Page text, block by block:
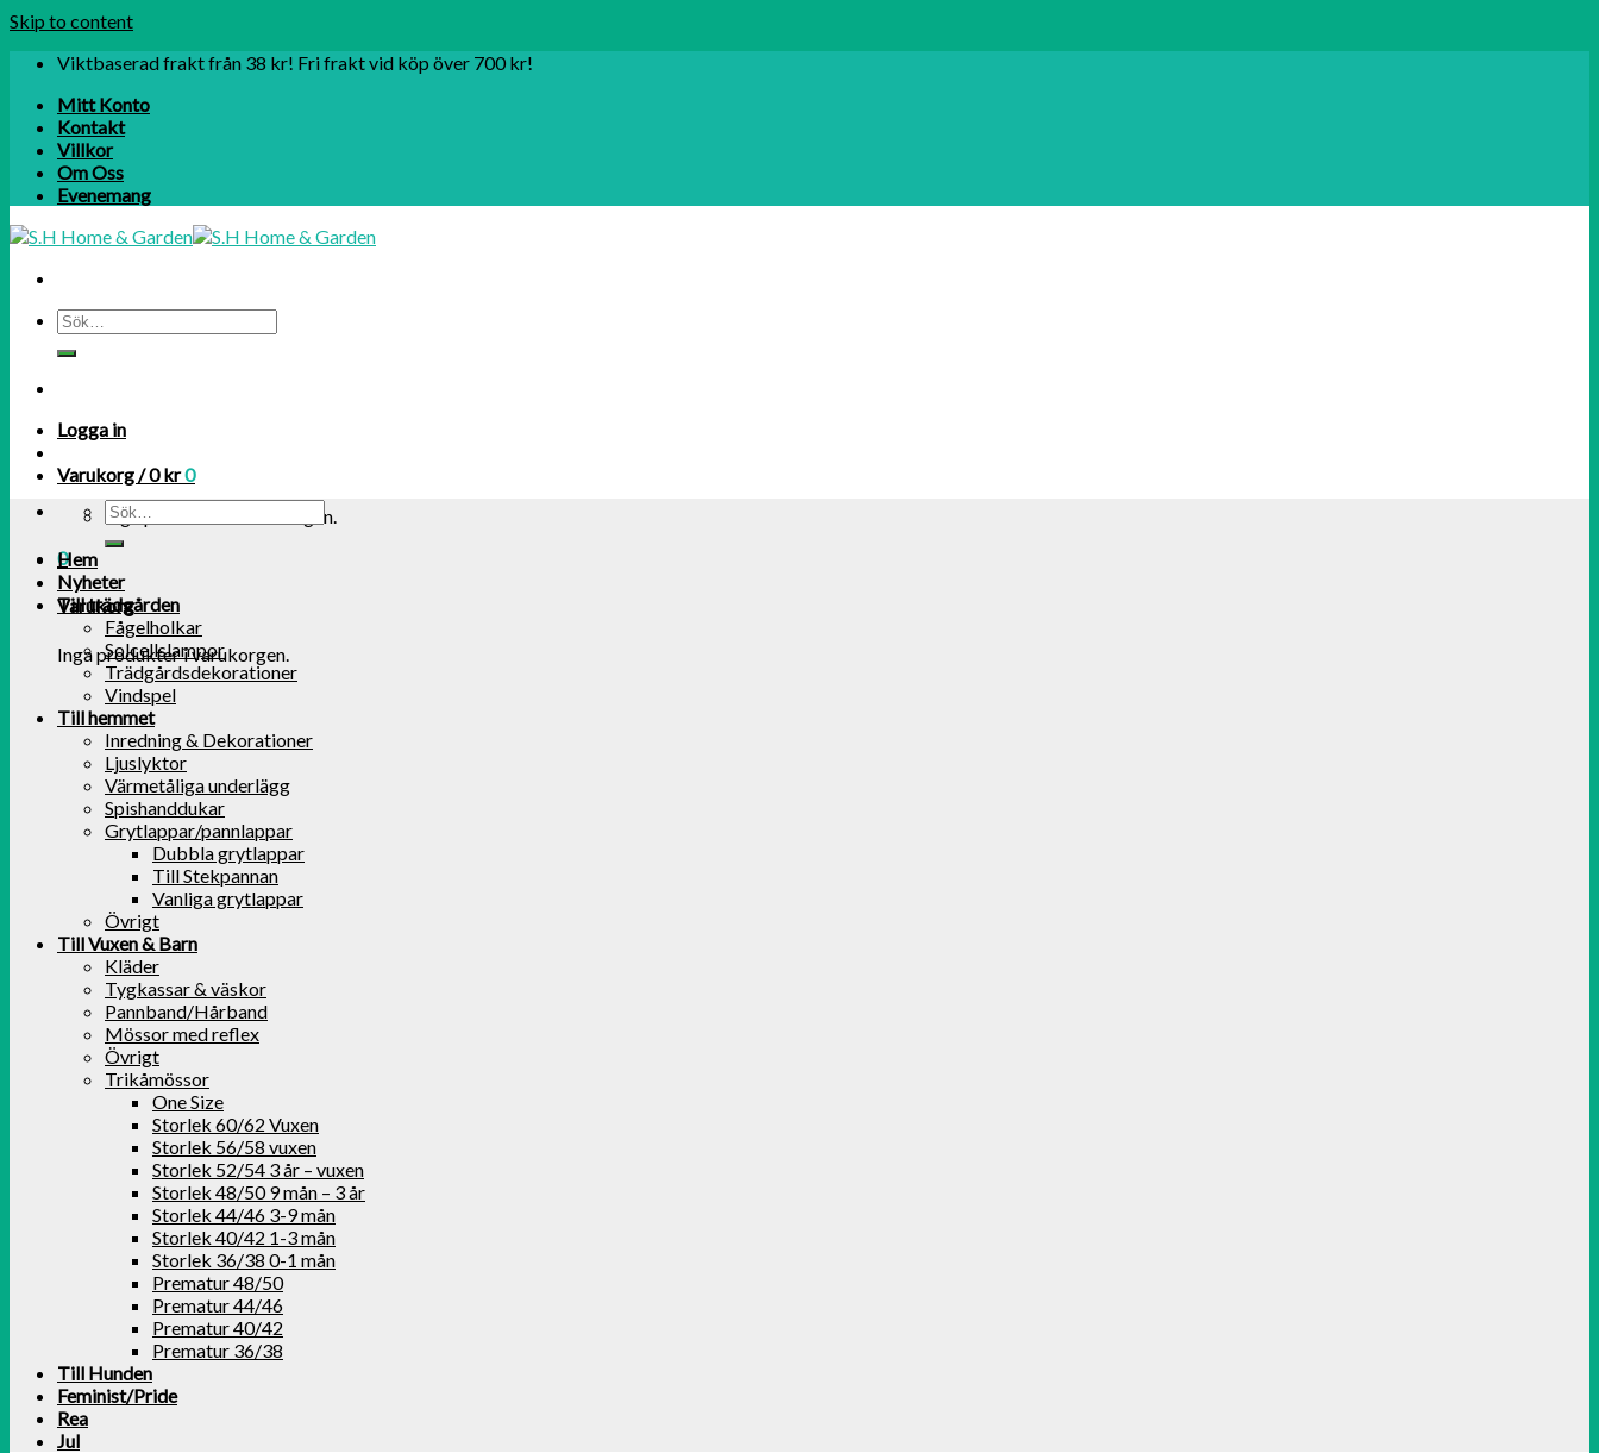
Skip to content
Viktbaserad frakt från 38 kr! Fri frakt vid köp över 700 kr!
Mitt Konto
Kontakt
Villkor
Om Oss
Evenemang
Logga in
Varukorg /0kr0
Inga produkter i varukorgen.
0
Varukorg
Inga produkter i varukorgen.
Hem
Nyheter
Till trädgården
Fågelholkar
Solcellslampor
Trädgårdsdekorationer
Vindspel
Till hemmet
Inredning & Dekorationer
Ljuslyktor
Värmetåliga underlägg
Spishanddukar
Grytlappar/pannlappar
Dubbla grytlappar
Till Stekpannan
Vanliga grytlappar
Övrigt
Till Vuxen & Barn
Kläder
Tygkassar & väskor
Pannband/Hårband
Mössor med reflex
Övrigt
Trikåmössor
One Size
Storlek 60/62 Vuxen
Storlek 56/58 vuxen
Storlek 52/54 3 år – vuxen
Storlek 48/50 9 mån – 3 år
Storlek 44/46 3-9 mån
Storlek 40/42 1-3 mån
Storlek 36/38 0-1 mån
Prematur 48/50
Prematur 44/46
Prematur 40/42
Prematur 36/38
Till Hunden
Feminist/Pride
Rea
Jul